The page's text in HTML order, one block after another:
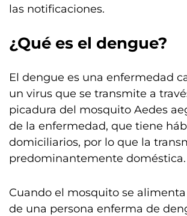
las notificaciones.
¿Qué es el dengue?
El dengue es una enfermedad
un virus que se transmite a
picadura del mosquito Aedes
de la enfermedad, que tiene
domiciliarios, por lo que la
predominantemente doméstica.
Cuando el mosquito se
de una persona enferma de